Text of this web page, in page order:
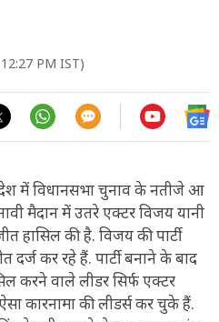
PM IST)
में विधानसभा चुनाव के नतीजे आ
मैदान में उतरे एक्टर विजय यानी
हासिल की है. विजय की पार्टी
दर्ज कर रहे हैं. पार्टी बनाने के बाद
करने वाले लीडर सिर्फ एक्टर
कारनामा की लीडर्स कर चुके हैं.